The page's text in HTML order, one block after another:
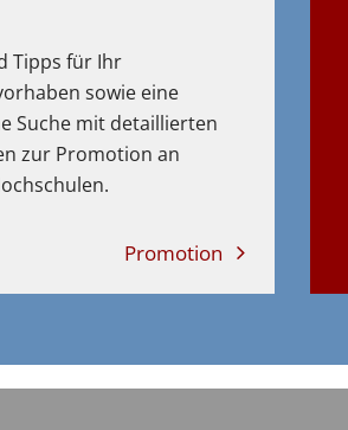
Tipps für Ihr
sowie eine
Suche mit detaillierten
zur Promotion an
Promotion